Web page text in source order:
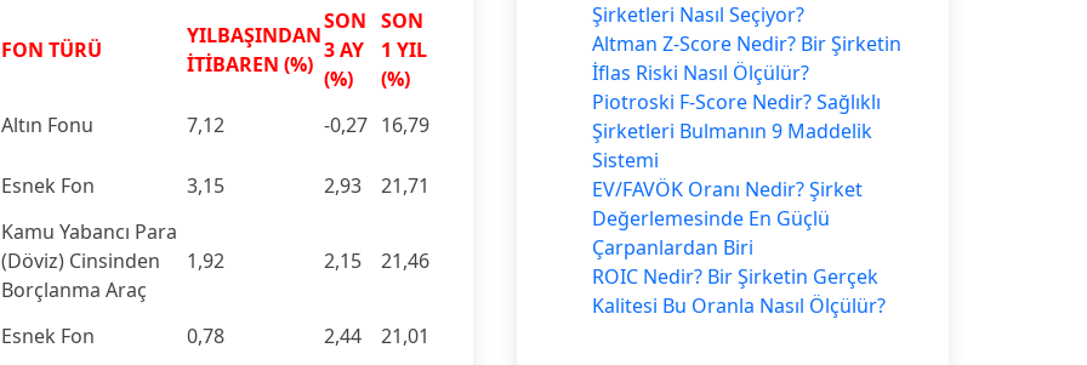
FON TÜRÜ
YILBAŞINDAN
İTİBAREN (%)
SON
3 AY
(%)
SON
1 YIL
(%)
Altın Fonu 7,12 -0,27 16,79
Esnek Fon 3,15 2,93
21,71
Kamu Yabancı Para
(Döviz) Cinsinden
Borçlanma Araç
1,92 2,15 21,46
Esnek Fon 0,78 2,44
21,01
Şirketleri Nasıl Seçiyor?
Altman Z-Score Nedir? Bir Şirketin
İflas Riski Nasıl Ölçülür?
Piotroski F-Score Nedir? Sağlıklı
Şirketleri Bulmanın 9 Maddelik
Sistemi
EV/FAVÖK Oranı Nedir? Şirket
Değerlemesinde En Güçlü
Çarpanlardan Biri
ROIC Nedir? Bir Şirketin Gerçek
Kalitesi Bu Oranla Nasıl Ölçülür?